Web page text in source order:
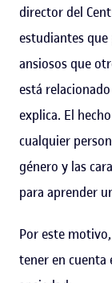
director del
estudiantes
ansiosos que
está
explica. El
cualquier
género y las
para aprender
Por este
tener en cuenta